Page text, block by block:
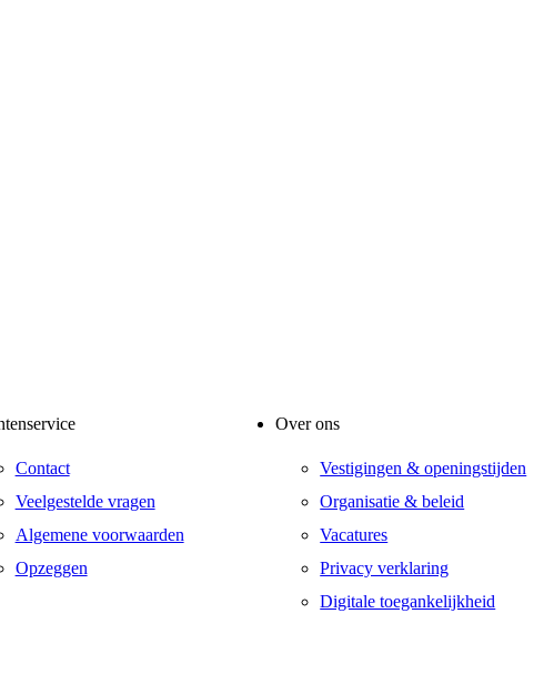
Contact
Veelgestelde vragen
Algemene voorwaarden
Opzeggen
Over ons
Vestigingen & openingstijden
Organisatie & beleid
Vacatures
Privacy verklaring
Digitale toegankelijkheid